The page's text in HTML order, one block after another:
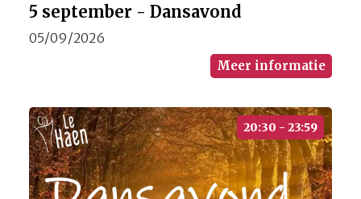
5 september - Dansavond
05/09/2026
Meer informatie
20:30 - 23:59